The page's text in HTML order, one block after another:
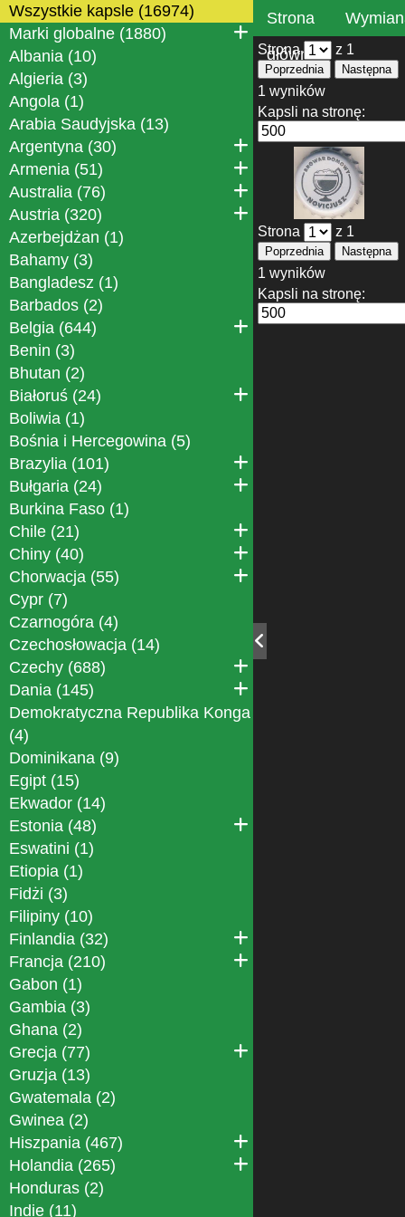
Wszystkie kapsle (16974)
Marki globalne (1880)
Albania (10)
Algieria (3)
Angola (1)
Arabia Saudyjska (13)
Argentyna (30)
Armenia (51)
Australia (76)
Austria (320)
Azerbejdżan (1)
Bahamy (3)
Bangladesz (1)
Barbados (2)
Belgia (644)
Benin (3)
Bhutan (2)
Białoruś (24)
Boliwia (1)
Bośnia i Hercegowina (5)
Brazylia (101)
Bułgaria (24)
Burkina Faso (1)
Chile (21)
Chiny (40)
Chorwacja (55)
Cypr (7)
Czarnogóra (4)
Czechosłowacja (14)
Czechy (688)
Dania (145)
Demokratyczna Republika Konga
(4)
Dominikana (9)
Egipt (15)
Ekwador (14)
Estonia (48)
Eswatini (1)
Etiopia (1)
Fidżi (3)
Filipiny (10)
Finlandia (32)
Francja (210)
Gabon (1)
Gambia (3)
Ghana (2)
Grecja (77)
Gruzja (13)
Gwatemala (2)
Gwinea (2)
Hiszpania (467)
Holandia (265)
Honduras (2)
Indie (11)
Strona
główna
Strona z 1
Poprzednia Następna
1 wyników
Kapsli na stronę:
Strona z 1
Poprzednia Następna
1 wyników
Kapsli na stronę: